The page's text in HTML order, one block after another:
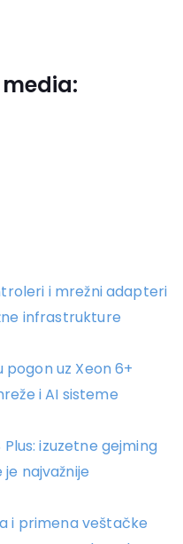
i mrežni adapteri
infrastrukture
uz Xeon 6+
i AI sisteme
izuzetne gejming
najvažnije
i primena veštačke